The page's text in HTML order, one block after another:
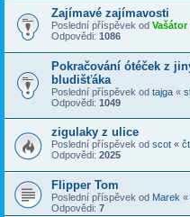
Zajímavé zajímavosti
Poslední příspěvek od Vašátor
Odpovědi: 1086
Pokračování ótéček z
bludišťáka
Poslední příspěvek od tajga «
Odpovědi: 1049
zigulaky z ulice
Poslední příspěvek od scot «
Odpovědi: 2025
Flipper Tom
Poslední příspěvek od Marek «
Odpovědi: 7